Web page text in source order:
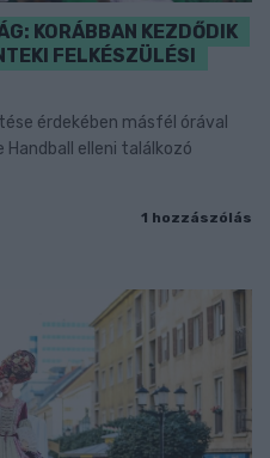
KORÁBBAN KEZDŐDIK
FELKÉSZÜLÉSI
érdekében másfél órával
elleni találkozó
1 hozzászólás